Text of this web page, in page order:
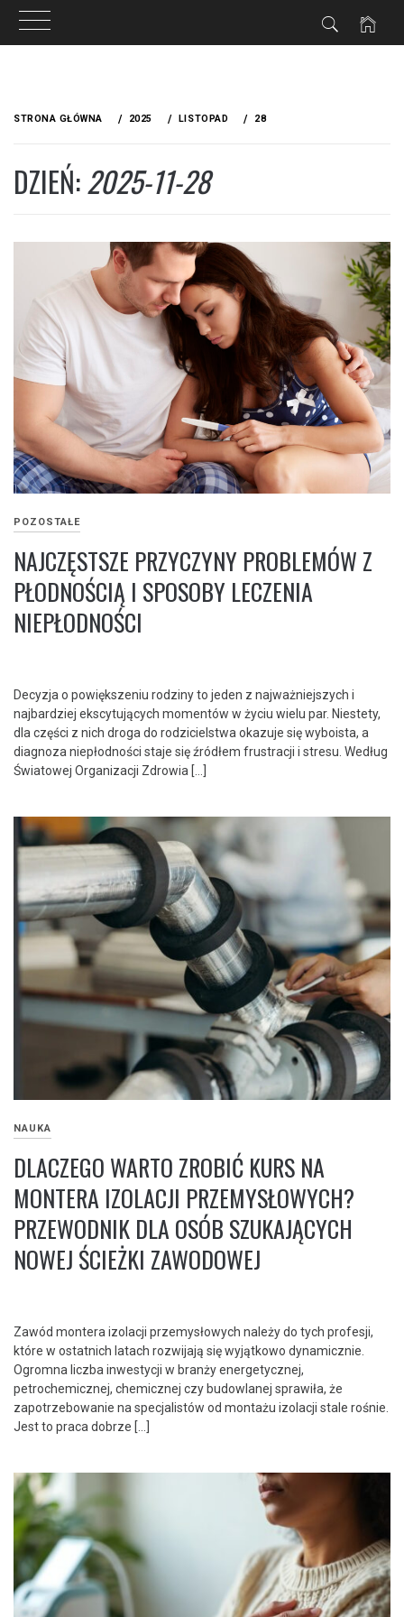
treściSTRONA GŁÓWNA 2025 LISTOPAD 28
DZIEŃ:2025-11-28
POZOSTAŁE
NAJCZĘSTSZE PRZYCZYNY PROBLEMÓW Z
PŁODNOŚCIĄ I SPOSOBY LECZENIA
NIEPŁODNOŚCI
Decyzja o powiększeniu rodziny to jeden z najważniejszych i
najbardziej ekscytujących momentów w życiu wielu par. Niestety,
dla części z nich droga do rodzicielstwa okazuje się wyboista, a
diagnoza niepłodności staje się źródłem frustracji i stresu. Według
Światowej Organizacji Zdrowia […]
NAUKA
DLACZEGO WARTO ZROBIĆ KURS NA
MONTERA IZOLACJI PRZEMYSŁOWYCH?
PRZEWODNIK DLA OSÓB SZUKAJĄCYCH
NOWEJ ŚCIEŻKI ZAWODOWEJ
Zawód montera izolacji przemysłowych należy do tych profesji,
które w ostatnich latach rozwijają się wyjątkowo dynamicznie.
Ogromna liczba inwestycji w branży energetycznej,
petrochemicznej, chemicznej czy budowlanej sprawiła, że
zapotrzebowanie na specjalistów od montażu izolacji stale rośnie.
Jest to praca dobrze […]